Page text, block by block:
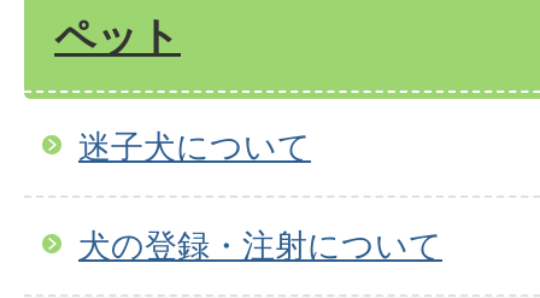
ペット
迷子犬について
犬の登録・注射について